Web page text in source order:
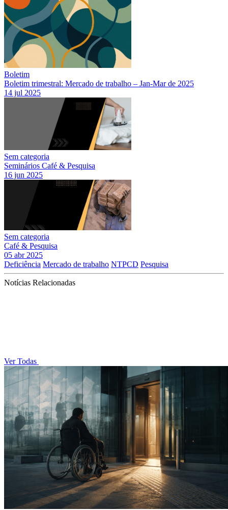
Boletim
Boletim trimestral: Mercado de trabalho – Jan-Mar de 2025
14 jul 2025
Sem categoria
Seminários Café & Pesquisa
16 jun 2025
Sem categoria
Café & Pesquisa
05 abr 2025
Deficiência Mercado de trabalho NTPCD Pesquisa
Notícias Relacionadas
Ver Todas